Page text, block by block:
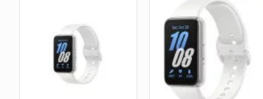
Enregistrement vocal
CONDITIONS ENVIRONNEMENTALES